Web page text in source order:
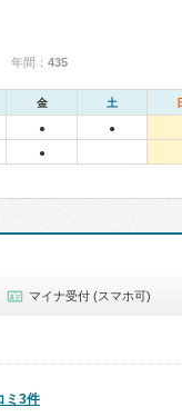
間： 435
金 土
● ●
●
マイナ受付 (スマホ可)
ミ3件